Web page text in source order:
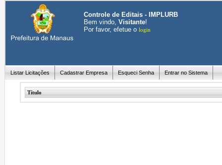
Controle de Editais - IMPLURB
Bem vindo, Visitante!
Por favor, efetue o login
Listar Licitações Cadastrar Empresa Esqueci Senha Entrar no Sistema
Título